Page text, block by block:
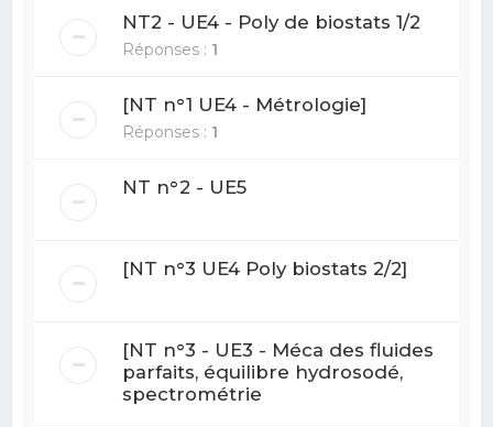
NT2 - UE4 - Poly de biostats 1/2
Réponses : 1
[NT n°1 UE4 - Métrologie]
Réponses : 1
NT n°2 - UE5
[NT n°3 UE4 Poly biostats 2/2]
[NT n°3 - UE3 - Méca des fluides
parfaits, équilibre hydrosodé,
spectrométrie